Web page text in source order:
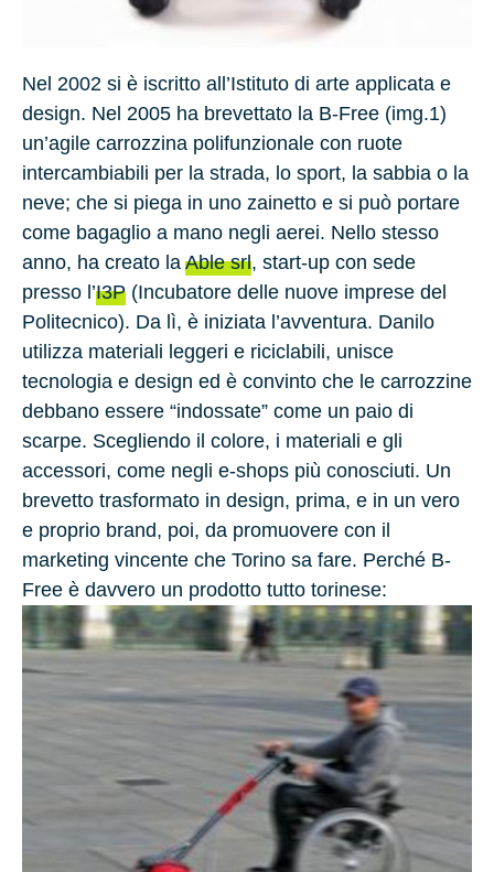
Nel 2002 si è iscritto all’Istituto di arte applicata e
design. Nel 2005 ha brevettato la B-Free (img.1)
un’agile carrozzina polifunzionale con ruote
intercambiabili per la strada, lo sport, la sabbia o la
neve; che si piega in uno zainetto e si può portare
come bagaglio a mano negli aerei. Nello stesso
anno, ha creato la Able srl, start-up con sede
presso l’I3P (Incubatore delle nuove imprese del
Politecnico). Da lì, è iniziata l’avventura. Danilo
utilizza materiali leggeri e riciclabili, unisce
tecnologia e design ed è convinto che le carrozzine
debbano essere “indossate” come un paio di
scarpe. Scegliendo il colore, i materiali e gli
accessori, come negli e-shops più conosciuti. Un
brevetto trasformato in design, prima, e in un vero
e proprio brand, poi, da promuovere con il
marketing vincente che Torino sa fare. Perché B-
Free è davvero un prodotto tutto torinese: